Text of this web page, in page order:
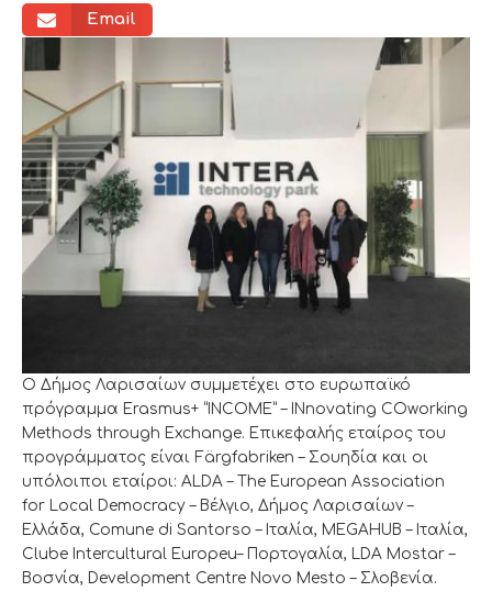
Email
Ο Δήμος Λαρισαίων συμμετέχει στο ευρωπαϊκό
πρόγραμμα Erasmus+ “INCOME” – INnovating COworking
Methods through Exchange. Επικεφαλής εταίρος του
προγράμματος είναι Färgfabriken – Σουηδία και οι
υπόλοιποι εταίροι: ALDA – The European Association
for Local Democracy – Βέλγιο, Δήμος Λαρισαίων –
Ελλάδα, Comune di Santorso – Ιταλία, MEGAHUB – Ιταλία,
Clube Intercultural Europeu– Πορτογαλία, LDA Mostar –
Βοσνία, Development Centre Novo Mesto – Σλοβενία.